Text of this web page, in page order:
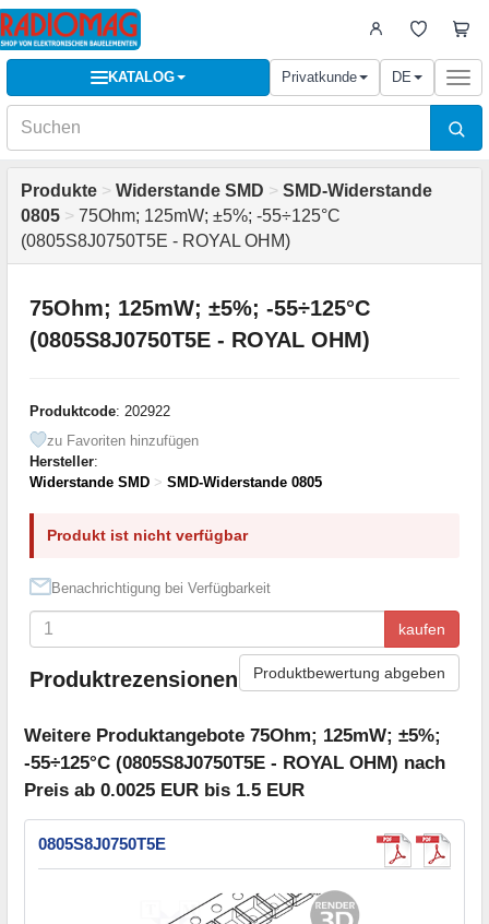
KATALOG Privatkunde DE
Produkte > Widerstande SMD > SMD-Widerstande
0805 > 75Ohm; 125mW; ±5%; -55÷125°C
(0805S8J0750T5E - ROYAL OHM)
75Ohm; 125mW; ±5%; -55÷125°C
(0805S8J0750T5E - ROYAL OHM)
Produktcode: 202922
zu Favoriten hinzufügen
Hersteller:
Widerstande SMD > SMD-Widerstande 0805
Produkt ist nicht verfügbar
Benachrichtigung bei Verfügbarkeit
kaufen
Produktrezensionen Produktbewertung abgeben
Weitere Produktangebote 75Ohm; 125mW; ±5%;
-55÷125°C (0805S8J0750T5E - ROYAL OHM) nach
Preis ab 0.0025 EUR bis 1.5 EUR
0805S8J0750T5E